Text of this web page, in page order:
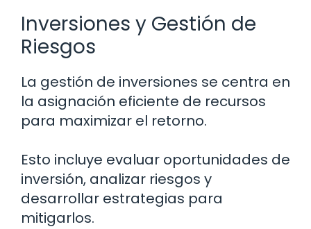
Inversiones y Gestión de
Riesgos
La gestión de inversiones se centra en
la asignación eficiente de recursos
para maximizar el retorno.
Esto incluye evaluar oportunidades de
inversión, analizar riesgos y
desarrollar estrategias para
mitigarlos.